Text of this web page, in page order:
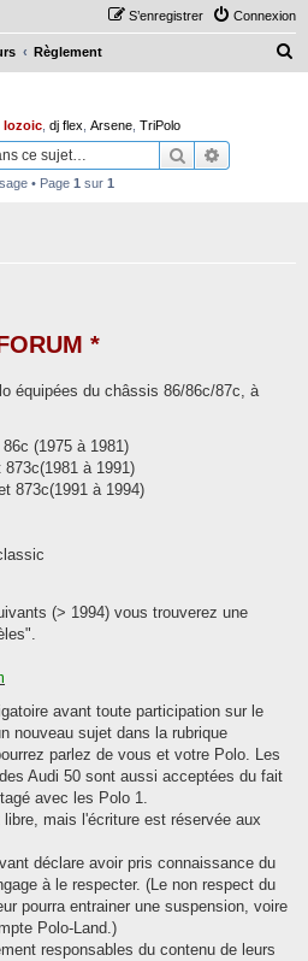
Connexion
S’enregistrer
Règlement
lozoic dj flex Arsene TriPolo
Rechercher
• Page 1 sur 1
*
équipées du châssis 86/86c/87c, à
(1975 à 1981)
à 1991)
873c(1991 à 1994)
(> 1994) vous trouverez une
avant toute participation sur le
nouveau sujet dans la rubrique
parlez de vous et votre Polo. Les
Audi 50 sont aussi acceptées du fait
avec les Polo 1.
mais l'écriture est réservée aux
déclare avoir pris connaissance du
à le respecter. (Le non respect du
pourra entrainer une suspension, voire
Polo-Land.)
responsables du contenu de leurs